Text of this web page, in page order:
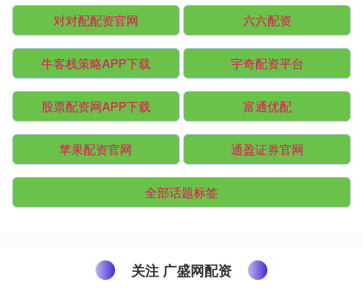
对对配配资官网 六六配资
牛客栈策略APP下载 宇奇配资平台
股票配资网APP下载 富通优配
苹果配资官网 通盈证券官网
全部话题标签
关注 广盛网配资